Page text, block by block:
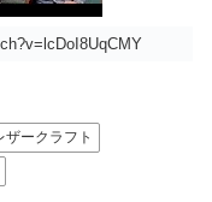
ザークラフト